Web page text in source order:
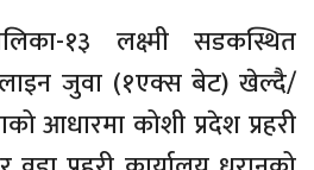
१३ लक्ष्मी सडकस्थित
जुवा (१एक्स बेट) खेल्दै/
आधारमा कोशी प्रदेश प्रहरी